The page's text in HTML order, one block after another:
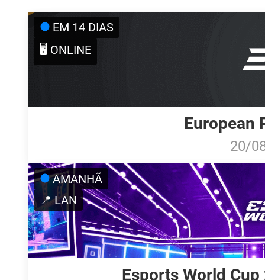
EM 14 DIAS
🖥️ ONLINE
European
20/
AMANHÃ
📍 LAN
Esports World